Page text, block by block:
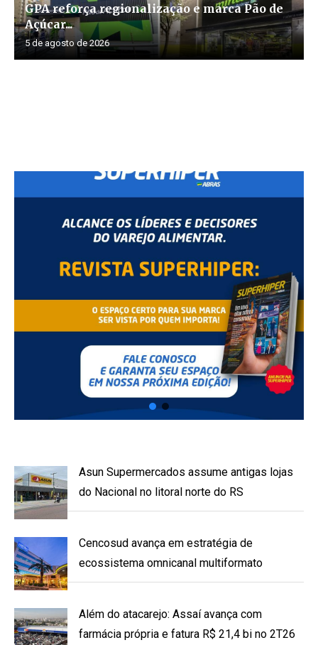
GPA reforça regionalização e marca Pão de
Açúcar...
5 de agosto de 2026
Asun Supermercados assume antigas lojas
do Nacional no litoral norte do RS
Cencosud avança em estratégia de
ecossistema omnicanal multiformato
Além do atacarejo: Assaí avança com
farmácia própria e fatura R$ 21,4 bi no 2T26